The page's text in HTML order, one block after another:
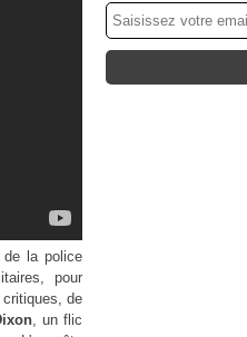
la police
pour
de
, un flic